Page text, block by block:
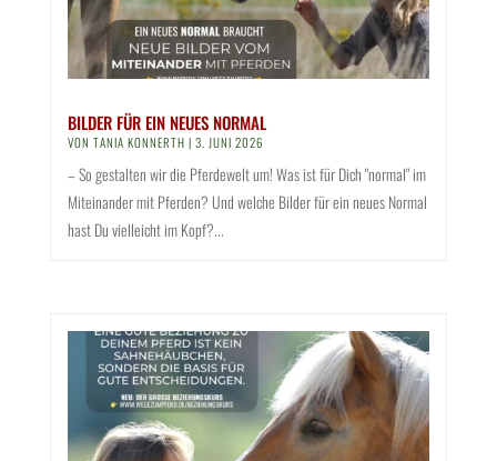
BILDER FÜR EIN NEUES NORMAL
VON TANIA KONNERTH | 3. JUNI 2026
– So gestalten wir die Pferdewelt um! Was ist für Dich "normal" im
Miteinander mit Pferden? Und welche Bilder für ein neues Normal
hast Du vielleicht im Kopf?...